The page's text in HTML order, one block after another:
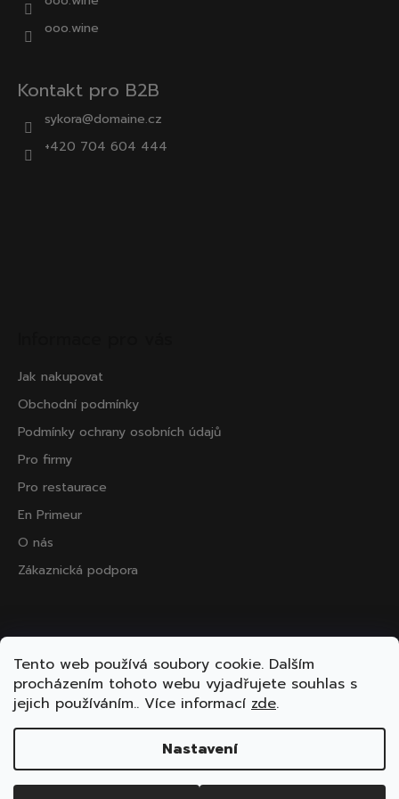
Tento web používá soubory cookie. Dalším
procházením tohoto webu vyjadřujete souhlas s
jejich používáním.. Více informací zde.
Nastavení
ooo.wine
Kontakt pro B2B
sykora@domaine.cz
+420 704 604 444
Jak nakupovat
Obchodní podmínky
Podmínky ochrany osobních údajů
Pro firmy
Pro restaurace
En Primeur
O nás
Zákaznická podpora
Přijímáme online platby
Copyright 2026ooo.wine. Všechna práva vyhrazena.